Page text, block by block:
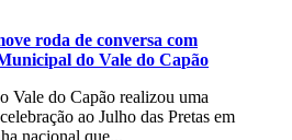
roda de conversa com
do Vale do Capão
Vale do Capão realizou uma
ao Julho das Pretas em